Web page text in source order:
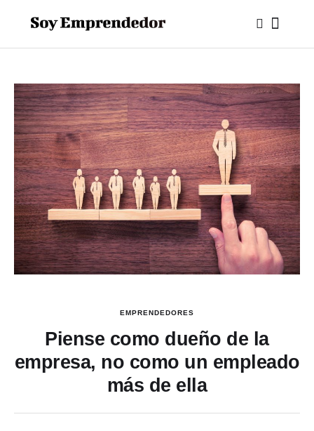
EMPRENDEDORES
Piense como dueño de la
empresa, no como un empleado
más de ella